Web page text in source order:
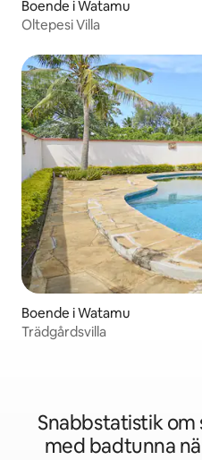
Boende i Watamu
Oltepesi Villa
Boende i Watamu
Trädgårdsvilla
Snabbstatistik
med badtunna